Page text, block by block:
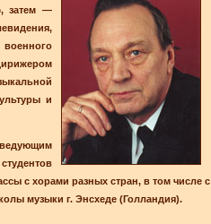
затем —
и
с хорами разных стран, в том числе с
музыки г. Энсхеде (Голландия).